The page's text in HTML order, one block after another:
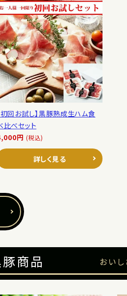
初回お試し】黒豚熟成生ハム食
比べセット
円 (税込)
詳しく見る
豚商品 おいし